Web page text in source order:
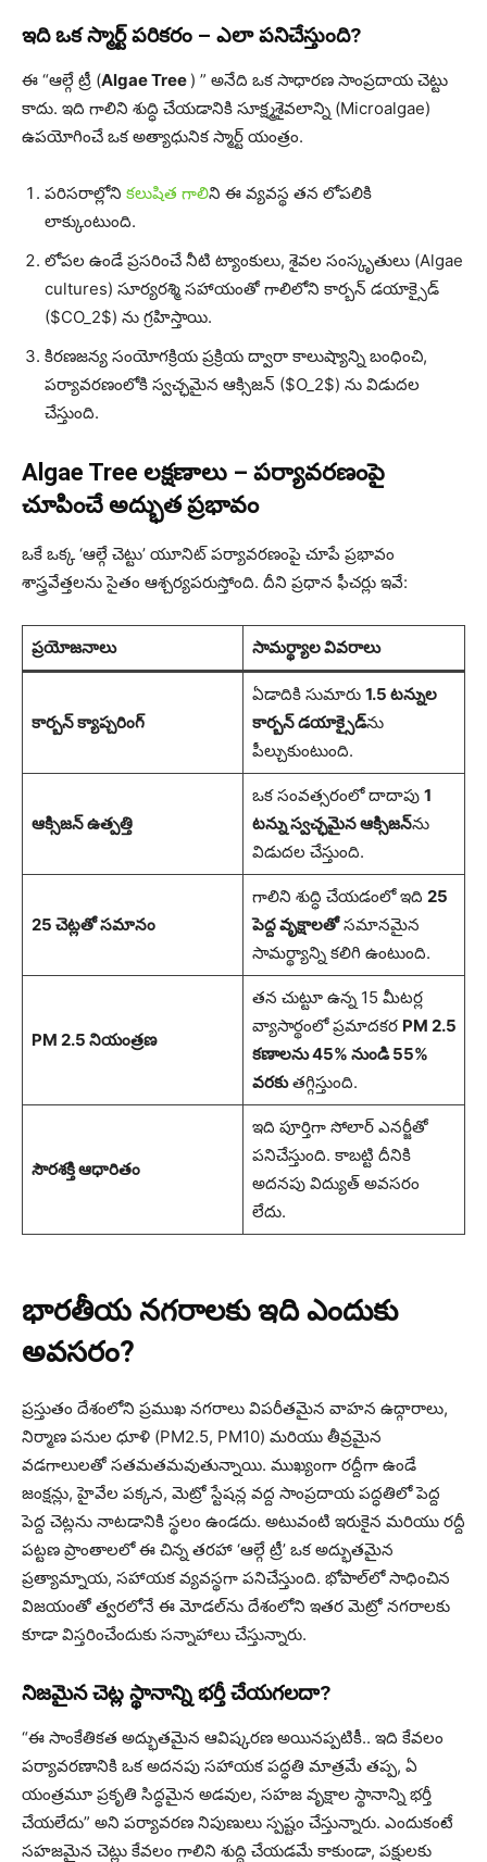
ఇది ఒక స్మార్ట్ పరికరం – ఎలా పనిచేస్తుంది?
ఈ “ఆల్గే ట్రీ (Algae Tree ) ” అనేది ఒక సాధారణ సాంప్రదాయ చెట్టు
కాదు. ఇది గాలిని శుద్ధి చేయడానికి సూక్ష్మశైవలాన్ని (Microalgae)
ఉపయోగించే ఒక అత్యాధునిక స్మార్ట్ యంత్రం.
పరిసరాల్లోని కలుషిత గాలిని ఈ వ్యవస్థ తన లోపలికి
లాక్కుంటుంది.
లోపల ఉండే ప్రసరించే నీటి ట్యాంకులు, శైవల సంస్కృతులు (Algae
cultures) సూర్యరశ్మి సహాయంతో గాలిలోని కార్బన్ డయాక్సైడ్
($CO_2$) ను గ్రహిస్తాయి.
కిరణజన్య సంయోగక్రియ ప్రక్రియ ద్వారా కాలుష్యాన్ని బంధించి,
పర్యావరణంలోకి స్వచ్ఛమైన ఆక్సిజన్ ($O_2$) ను విడుదల
చేస్తుంది.
Algae Tree లక్షణాలు – పర్యావరణంపై
చూపించే అద్భుత ప్రభావం
ఒకే ఒక్క ‘ఆల్గే చెట్టు’ యూనిట్ పర్యావరణంపై చూపే ప్రభావం
శాస్త్రవేత్తలను సైతం ఆశ్చర్యపరుస్తోంది. దీని ప్రధాన ఫీచర్లు ఇవే:
ప్రయోజనాలు సామర్థ్యాల వివరాలు
కార్బన్ క్యాప్చరింగ్
ఏడాదికి సుమారు 1.5 టన్నుల
కార్బన్ డయాక్సైడ్‌ను
పీల్చుకుంటుంది.
ఆక్సిజన్ ఉత్పత్తి
ఒక సంవత్సరంలో దాదాపు 1
టన్ను స్వచ్ఛమైన ఆక్సిజన్‌ను
విడుదల చేస్తుంది.
25 చెట్లతో సమానం
గాలిని శుద్ధి చేయడంలో ఇది 25
పెద్ద వృక్షాలతోసమానమైన
సామర్థ్యాన్ని కలిగి ఉంటుంది.
PM 2.5 నియంత్రణ
తన చుట్టూ ఉన్న 15 మీటర్ల
వ్యాసార్థంలో ప్రమాదకర PM 2.5
కణాలను 45% నుండి 55%
వరకుతగ్గిస్తుంది.
సౌరశక్తి ఆధారితం
ఇది పూర్తిగా సోలార్ ఎనర్జీతో
పనిచేస్తుంది. కాబట్టి దీనికి
అదనపు విద్యుత్ అవసరం
లేదు.
భారతీయ నగరాలకు ఇది ఎందుకు
అవసరం?
ప్రస్తుతం దేశంలోని ప్రముఖ నగరాలు విపరీతమైన వాహన ఉద్గారాలు,
నిర్మాణ పనుల ధూళి (PM2.5, PM10) మరియు తీవ్రమైన
వడగాలులతో సతమతమవుతున్నాయి. ముఖ్యంగా రద్దీగా ఉండే
జంక్షన్లు, హైవేల పక్కన, మెట్రో స్టేషన్ల వద్ద సాంప్రదాయ పద్ధతిలో పెద్ద
పెద్ద చెట్లను నాటడానికి స్థలం ఉండదు. అటువంటి ఇరుకైన మరియు రద్దీ
పట్టణ ప్రాంతాలలో ఈ చిన్న తరహా ‘ఆల్గే ట్రీ’ ఒక అద్భుతమైన
ప్రత్యామ్నాయ, సహాయక వ్యవస్థగా పనిచేస్తుంది. భోపాల్‌లో సాధించిన
విజయంతో త్వరలోనే ఈ మోడల్‌ను దేశంలోని ఇతర మెట్రో నగరాలకు
కూడా విస్తరించేందుకు సన్నాహాలు చేస్తున్నారు.
నిజమైన చెట్ల స్థానాన్ని భర్తీ చేయగలదా?
“ఈ సాంకేతికత అద్భుతమైన ఆవిష్కరణ అయినప్పటికీ.. ఇది కేవలం
పర్యావరణానికి ఒక అదనపు సహాయక పద్ధతి మాత్రమే తప్ప, ఏ
యంత్రమూ ప్రకృతి సిద్ధమైన అడవుల, సహజ వృక్షాల స్థానాన్ని భర్తీ
చేయలేదు” అని పర్యావరణ నిపుణులు స్పష్టం చేస్తున్నారు. ఎందుకంటే
సహజమైన చెట్లు కేవలం గాలిని శుద్ధి చేయడమే కాకుండా, పక్షులకు